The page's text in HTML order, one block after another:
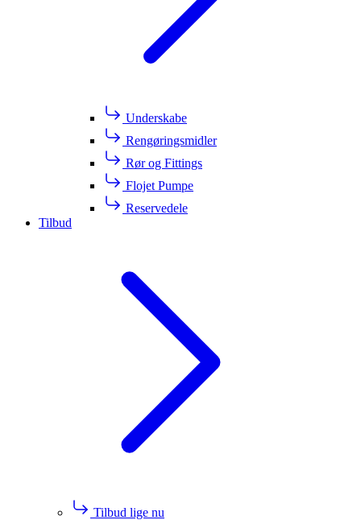
Underskabe
Rengøringsmidler
Rør og Fittings
Flojet Pumpe
Reservedele
Tilbud
Tilbud lige nu